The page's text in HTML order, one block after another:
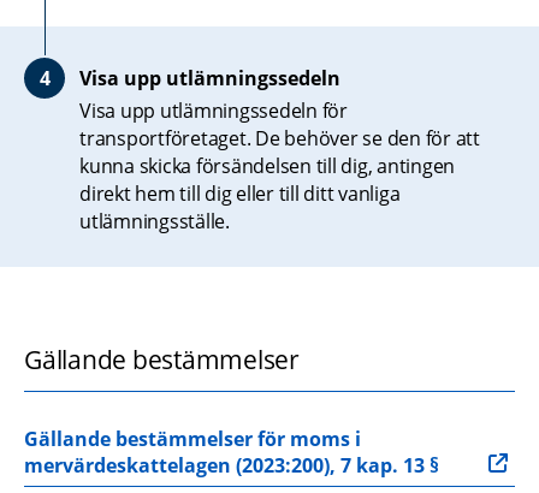
Visa upp utlämningssedeln
Visa upp utlämningssedeln för
transportföretaget. De behöver se den för att
kunna skicka försändelsen till dig, antingen
direkt hem till dig eller till ditt vanliga
utlämningsställe.
Gällande bestämmelser
Gällande bestämmelser för moms i
mervärdeskattelagen (2023:200), 7 kap. 13 §